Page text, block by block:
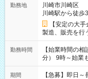
勤務地
川崎市川崎区
川崎駅から徒歩
【安定の大
製造、販売を行
勤務時間
【始業時間の
分） 9時～
期間
【急募】即日